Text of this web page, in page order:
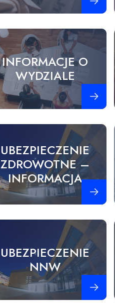
INFORMACJE O
WYDZIALE
UBEZPIECZENIE
ZDROWOTNE –
INFORMACJAZobacz
UBEZPIECZENIE
NNW
Zobacz